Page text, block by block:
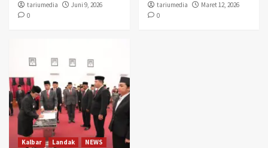
tariumedia
Juni 9, 2026
0
tariumedia
Maret 12, 2026
0
Kalbar Landak
NEWS